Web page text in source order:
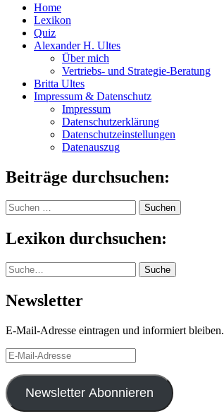
Home
Lexikon
Quiz
Alexander H. Ultes
Über mich
Vertriebs- und Strategie-Beratung
Britta Ultes
Impressum & Datenschutz
Impressum
Datenschutzerklärung
Datenschutzeinstellungen
Datenauszug
Beiträge durchsuchen:
Suchen
nach:
Lexikon durchsuchen:
Suche Suche
Newsletter
E-Mail-Adresse eintragen und informiert bleiben.
E-
Mail-
Adresse
Newsletter Abonnieren